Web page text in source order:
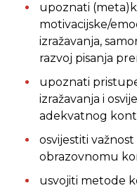
upoznati
motivacijske/
izražavanja,
razvoj pisanja
upoznati
izražavanja i
adekvatnog
osvijestiti
obrazovnomu
usvojiti metode